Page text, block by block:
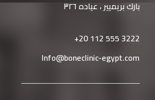
‎+20 112 555 3222
Info@boneclinic-egypt.com
بارك بريميير ، عياده ٣٢٦